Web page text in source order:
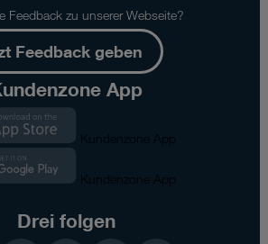
Feedback zu unserer Webseite?
Feedback geben
App
Kundenzone App
Kundenzone App
Drei folgen